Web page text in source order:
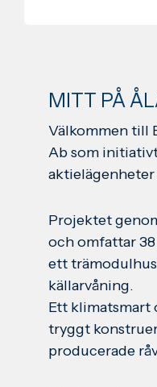
MITT PÅ
Välkommen till
Ab som
aktielägenheter
Projektet
och omfattar
ett
källarvåning.
Ett klimatsmart
tryggt
producerade